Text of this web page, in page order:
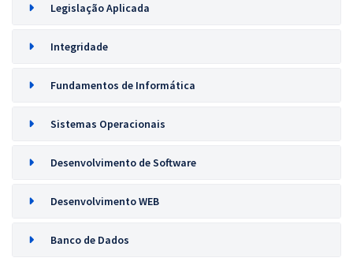
Legislação Aplicada
Integridade
Fundamentos de Informática
Sistemas Operacionais
Desenvolvimento de Software
Desenvolvimento WEB
Banco de Dados